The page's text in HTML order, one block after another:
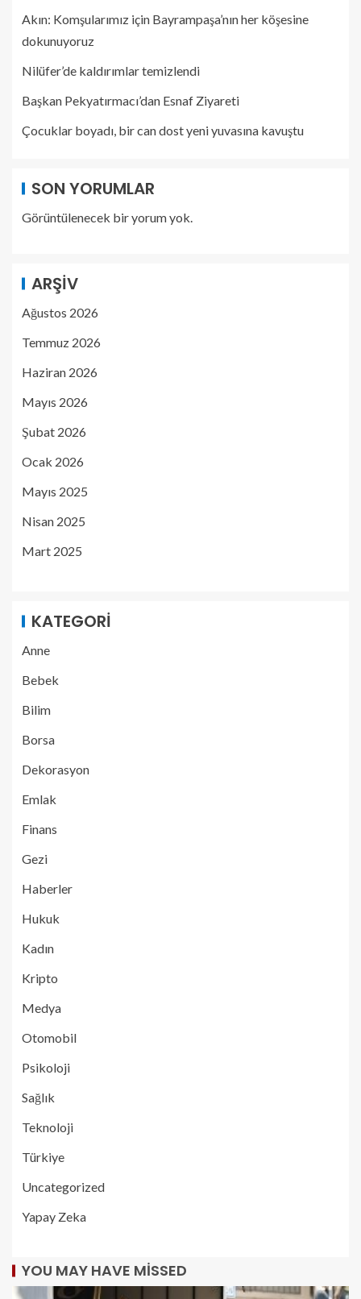
Akın: Komşularımız için Bayrampaşa’nın her köşesine
dokunuyoruz
Nilüfer’de kaldırımlar temizlendi
Başkan Pekyatırmacı’dan Esnaf Ziyareti
Çocuklar boyadı, bir can dost yeni yuvasına kavuştu
SON YORUMLAR
Görüntülenecek bir yorum yok.
ARŞIV
Ağustos 2026
Temmuz 2026
Haziran 2026
Mayıs 2026
Şubat 2026
Ocak 2026
Mayıs 2025
Nisan 2025
Mart 2025
KATEGORI
Anne
Bebek
Bilim
Borsa
Dekorasyon
Emlak
Finans
Gezi
Haberler
Hukuk
Kadın
Kripto
Medya
Otomobil
Psikoloji
Sağlık
Teknoloji
Türkiye
Uncategorized
Yapay Zeka
YOU MAY HAVE MISSED